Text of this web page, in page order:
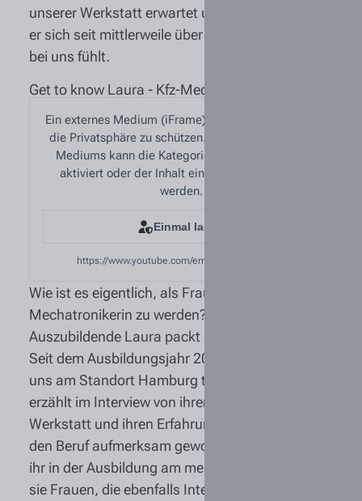
unserer Werkstatt erwartet und erzählt, weshalb
er sich seit mittlerweile über 10 Jahren sehr wohl
bei uns fühlt.
Get to know Laura - Kfz-Mechatronikerin
Ein externes Medium (iFrame) wurde blockiert, um
die Privatsphäre zu schützen. Zum Abspielen des
Mediums kann die Kategorie „Externe Medien“
aktiviert oder der Inhalt einmalig freigegeben
werden.
Einmal laden
https://www.youtube.com/embed/kXutQG-RR7c
Wie ist es eigentlich, als Frau Kfz-
Mechatronikerin zu werden? Unsere
Auszubildende Laura packt aus!
Seit dem Ausbildungsjahr 2023 unterstützt sie
uns am Standort Hamburg tatkräftig und
erzählt im Interview von ihrem Alltag in der
Werkstatt und ihren Erfahrungen. Wie ist sie auf
den Beruf aufmerksam geworden? Was macht
ihr in der Ausbildung am meisten Spaß? Was rät
sie Frauen, die ebenfalls Interesse an der